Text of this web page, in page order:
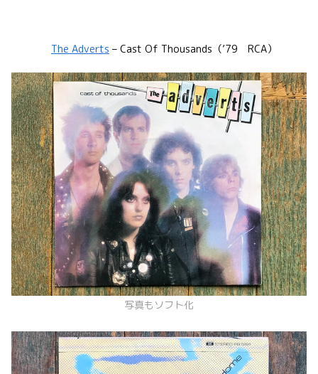
The Adverts – Cast Of Thousands（’79 RCA）
写真もソフト化